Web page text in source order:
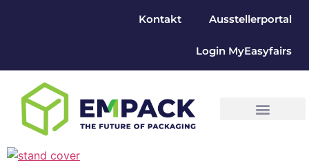
Kontakt Ausstellerportal
Login MyEasyfairs